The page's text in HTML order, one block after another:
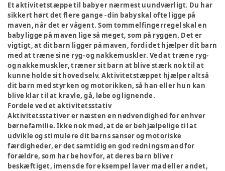
Et aktivitetstæppe til baby er nærmest uundværligt. Du har
sikkert hørt det flere gange - din baby skal ofte ligge på
maven, når det er vågent. Som tommelfingerregel skal en
baby ligge på maven lige så meget, som på ryggen. Det er
vigtigt, at dit barn ligger på maven, fordi det hjælper dit barn
med at træne sine ryg- og nakkemuskler. Ved at træne ryg-
og nakkemuskler, træner sit barn at blive stærk nok til at
kunne holde sit hoved selv. Aktivitetstæppet hjælper altså
dit barn med styrken og motorikken, så han eller hun kan
blive klar til at kravle, gå, løbe og lignende.
Fordele ved et aktivitetsstativ
Aktivitetsstativer er næsten en nødvendighed for enhver
børnefamilie. Ikke nok med, at de er behjælpelige til at
udvikle og stimulere dit barns sanser og motoriske
færdigheder, er det samtidig en god redningsmand for
forældre, som har behov for, at deres barn bliver
beskæftiget, imens de for eksempel laver mad eller andet,